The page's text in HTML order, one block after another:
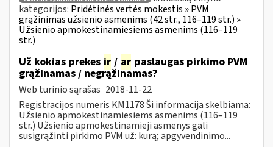
kategorijos: Pridėtinės vertės mokestis » PVM
grąžinimas užsienio asmenims (42 str., 116–119 str.) »
Užsienio apmokestinamiesiems asmenims (116–119
str.)
Už kokias prekes ir / ar paslaugas pirkimo PVM
grąžinamas / negrąžinamas?
Web turinio sąrašas 2018-11-22
Registracijos numeris KM1178 Ši informacija skelbiama:
Užsienio apmokestinamiesiems asmenims (116–119
str.) Užsienio apmokestinamieji asmenys gali
susigrąžinti pirkimo PVM už: kurą; apgyvendinimo...